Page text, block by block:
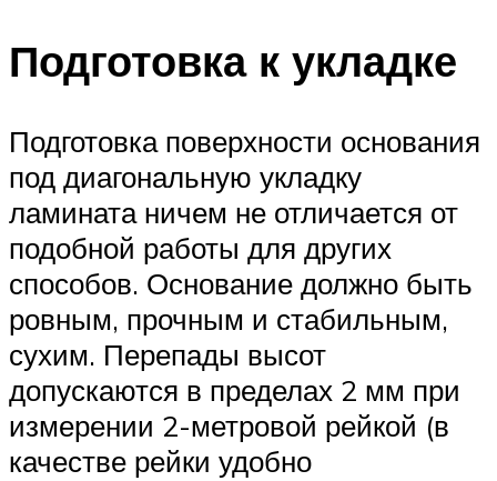
Подготовка к укладке
Подготовка поверхности основания
под диагональную укладку
ламината ничем не отличается от
подобной работы для других
способов. Основание должно быть
ровным, прочным и стабильным,
сухим. Перепады высот
допускаются в пределах 2 мм при
измерении 2-метровой рейкой (в
качестве рейки удобно